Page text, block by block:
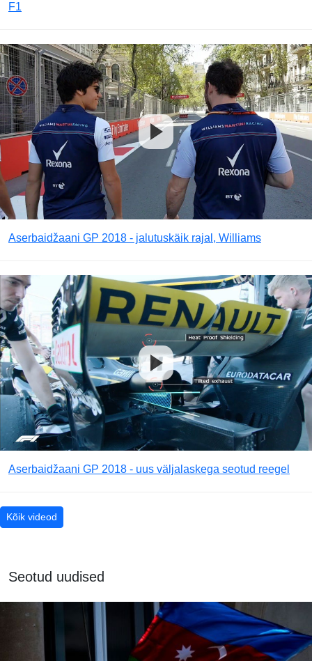
F1
Aserbaidžaani GP 2018 - jalutuskäik rajal, Williams
Aserbaidžaani GP 2018 - uus väljalaskega seotud reegel
Kõik videod
Seotud uudised